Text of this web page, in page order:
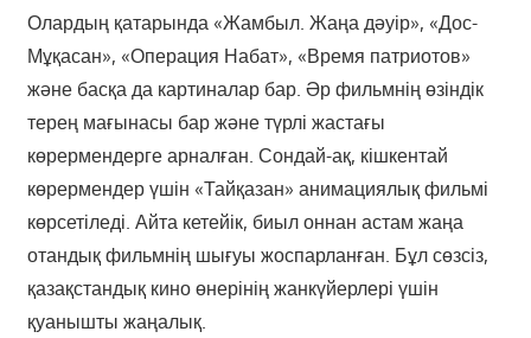
Олардың қатарында «Жамбыл. Жаңа дәуір», «Дос-
Мұқасан», «Операция Набат», «Время патриотов»
және басқа да картиналар бар. Әр фильмнің өзіндік
терең мағынасы бар және түрлі жастағы
көрермендерге арналған. Сондай-ақ, кішкентай
көрермендер үшін «Тайқазан» анимациялық фильмі
көрсетіледі. Айта кетейік, биыл оннан астам жаңа
отандық фильмнің шығуы жоспарланған. Бұл сөзсіз,
қазақстандық кино өнерінің жанкүйерлері үшін
қуанышты жаңалық.